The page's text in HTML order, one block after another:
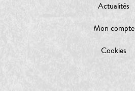
Actualités
Mon compte
Cookies